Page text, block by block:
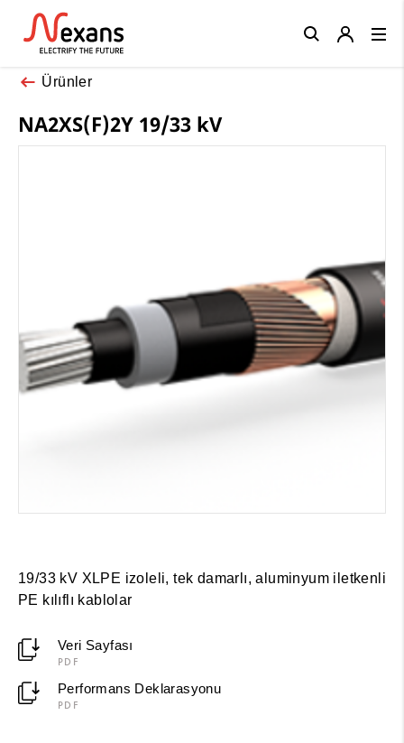
Ürünler
NA2XS(F)2Y 19/33 kV
19/33 kV XLPE izoleli, tek damarlı, aluminyum iletkenli
PE kılıflı kablolar
Veri Sayfası
PDF
Performans Deklarasyonu
PDF
Close